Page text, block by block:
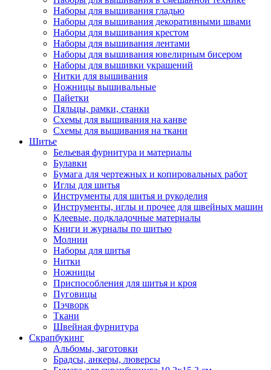
Наборы для вышивания гладью
Наборы для вышивания декоративными швами
Наборы для вышивания крестом
Наборы для вышивания лентами
Наборы для вышивания ювелирным бисером
Наборы для вышивки украшений
Нитки для вышивания
Ножницы вышивальные
Пайетки
Пяльцы, рамки, станки
Схемы для вышивания на канве
Схемы для вышивания на ткани
Шитье
Бельевая фурнитура и материалы
Булавки
Бумага для чертежных и копировальных работ
Иглы для шитья
Инструменты для шитья и рукоделия
Инструменты, иглы и прочее для швейных машин
Клеевые, подкладочные материалы
Книги и журналы по шитью
Молнии
Наборы для шитья
Нитки
Ножницы
Приспособления для шитья и кроя
Пуговицы
Пэчворк
Ткани
Швейная фурнитура
Скрапбукинг
Альбомы, заготовки
Брадсы, анкеры, люверсы